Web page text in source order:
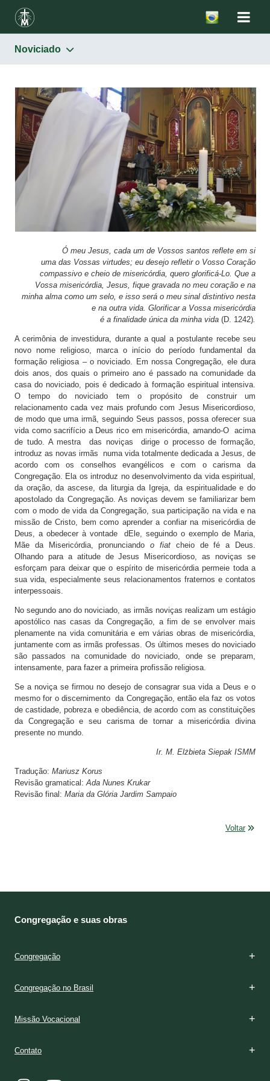
Noviciado
Postulantado
Formação permanente
Ó meu Jesus, cada um de Vossos santos reflete em si
uma das Vossas virtudes; eu desejo refletir o Vosso Coração
compassivo e cheio de misericórdia, quero glorificá-Lo. Que a
Vossa misericórdia, Jesus, fique gravada no meu coração e na
minha alma como um selo, e isso será o meu sinal distintivo nesta
e na outra vida. Glorificar a Vossa misericórdia
é a finalidade única da minha vida (D. 1242)
A cerimônia de investidura, durante a qual a postulante recebe seu
novo nome religioso, marca o início do período fundamental da
formação religiosa – o noviciado. Em nossa Congregação, ele dura
dois anos, dos quais o primeiro ano é passado na comunidade da
casa do noviciado, pois é dedicado à formação espiritual intensiva.
O tempo do noviciado tem o propósito de construir um
relacionamento cada vez mais profundo com Jesus Misericordioso,
de modo que uma irmã, seguindo Seus passos, possa oferecer sua
vida como sacrifício a Deus rico em misericórdia, amando-O acima
de tudo. A mestra das noviças dirige o processo de formação,
introduz as novas irmãs numa vida totalmente dedicada a Jesus, de
acordo com os conselhos evangélicos e com o carisma da
Congregação. Ela os introduz no desenvolvimento da vida espiritual,
da oração, da ascese, da liturgia da Igreja, da espiritualidade e do
apostolado da Congregação. As noviças devem se familiarizar bem
com o modo de vida da Congregação, sua participação na vida e na
missão de Cristo, bem como aprender a confiar na misericórdia de
Deus, a obedecer à vontade dEle, seguindo o exemplo de Maria,
Mãe da Misericórdia, pronunciandoo fiat cheio de fé a Deus.
Olhando para a atitude de Jesus Misericordioso, as noviças se
esforçam para deixar que o espírito de misericórdia permeie toda a
sua vida, especialmente seus relacionamentos fraternos e contatos
interpessoais.
No segundo ano do noviciado, as irmãs noviças realizam um estágio
apostólico nas casas da Congregação, a fim de se envolver mais
plenamente na vida comunitária e em várias obras de misericórdia,
juntamente com as irmãs professas. Os últimos meses do noviciado
são passados na comunidade do noviciado, onde se preparam,
intensamente, para fazer a primeira profissão religiosa.
Se a noviça se firmou no desejo de consagrar sua vida a Deus e o
mesmo for o discernimento da Congregação, então ela faz os votos
de castidade, pobreza e obediência, de acordo com as constituições
da Congregação e seu carisma de tornar a misericórdia divina
presente no mundo.
Ir. M. Elżbieta Siepak ISMM
Tradução: Mariusz Korus
Revisão gramatical: Ada Nunes Krukar
Revisão final: Maria da Glória Jardim Sampaio
Voltar
Congregação e suas obras
Congregação
Congregação no Brasil
Missão Vocacional
Contato